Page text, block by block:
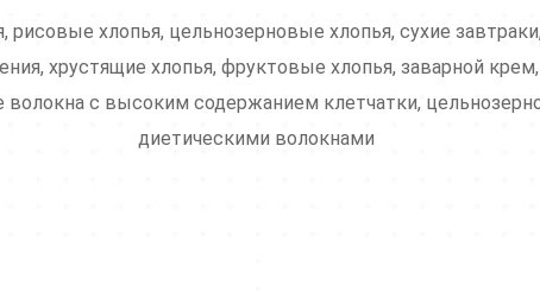
рисовые хлопья, цельнозерновые хлопья, сухие
хрустящие хлопья, фруктовые хлопья, заварной
волокна с высоким содержанием клетчатки,
диетическими волокнами